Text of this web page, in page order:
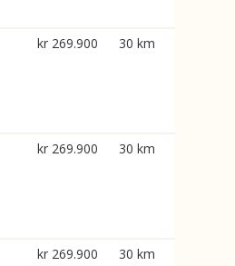
kr 269.900 30 km
kr 269.900 30 km
kr 269.900 30 km